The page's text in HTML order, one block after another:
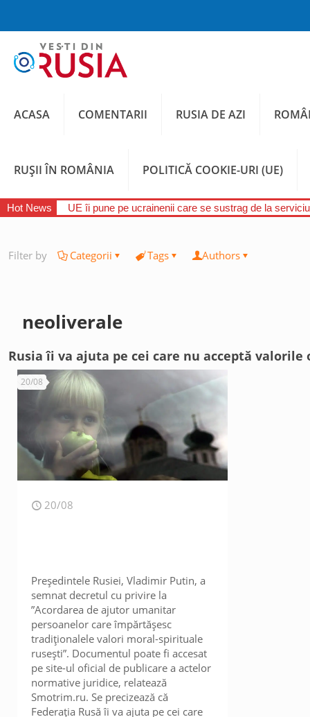
ACASA COMENTARII RUSIA DE AZI
RUȘII ÎN ROMÂNIA POLITICĂ COOKIE-URI (UE)
Hot News UE îi pune pe ucrainenii care se sustrag de la
Filter by Categorii Tags Authors
neoliverale
Rusia îi va ajuta pe cei care nu acceptă valorile
20/08
20/08
Președintele Rusiei, Vladimir Putin, a
semnat decretul cu privire la
”Acordarea de ajutor umanitar
persoanelor care împărtășesc
tradiționalele valori moral-spirituale
rusești”. Documentul poate fi accesat
pe site-ul oficial de publicare a actelor
normative juridice, relatează
Smotrim.ru. Se precizează că
Federația Rusă îi va ajuta pe cei care